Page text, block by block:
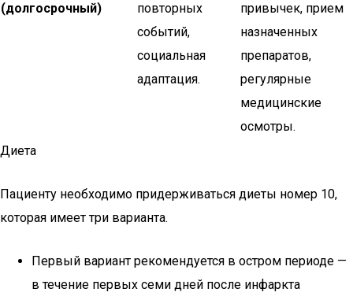
(долгосрочный)
повторных
событий,
социальная
адаптация.
привычек, прием
назначенных
препаратов,
регулярные
медицинские
осмотры.
Диета
Пациенту необходимо придерживаться диеты номер 10,
которая имеет три варианта.
Первый вариант рекомендуется в остром периоде —
в течение первых семи дней после инфаркта